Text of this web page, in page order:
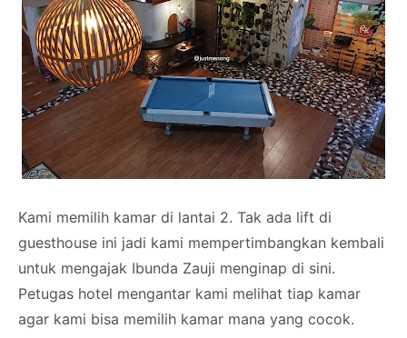
Kami memilih kamar di lantai 2. Tak ada lift di
guesthouse ini jadi kami mempertimbangkan kembali
untuk mengajak Ibunda Zauji menginap di sini.
Petugas hotel mengantar kami melihat tiap kamar
agar kami bisa memilih kamar mana yang cocok.